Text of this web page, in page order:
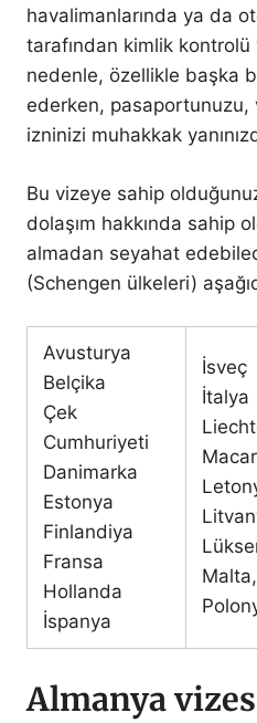
havalimanlarında ya da
tarafından kimlik kontrolü
nedenle, özellikle başka
ederken, pasaportunuzu,
izninizi muhakkak
Bu vizeye sahip
dolaşım hakkında sahip
almadan seyahat
(Schengen ülkeleri)
Avusturya
Belçika
Çek
Cumhuriyeti
Danimarka
Estonya
Finlandiya
Fransa
Hollanda
İspanya
İsveç
İtalya
Malta,
Almanya